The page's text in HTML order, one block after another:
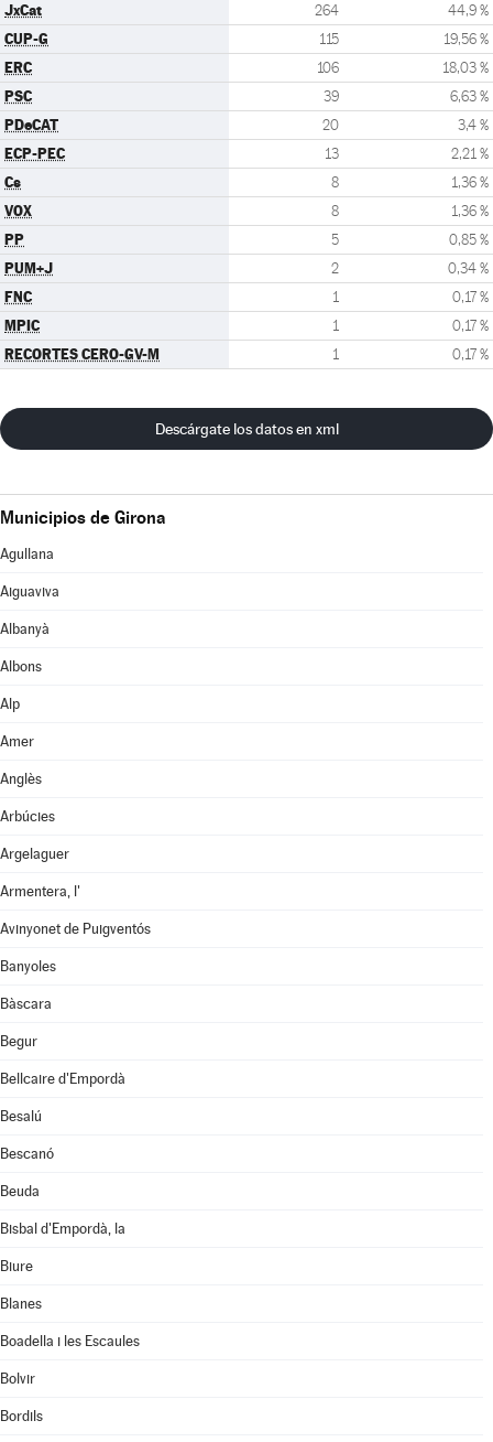
JxCat 264 44,9 %
CUP-G 115 19,56 %
ERC 106 18,03 %
PSC 39 6,63 %
PDeCAT 20 3,4 %
ECP-PEC 13 2,21 %
Cs 8 1,36 %
VOX 8 1,36 %
PP 5 0,85 %
PUM+J 2 0,34 %
FNC 1 0,17 %
MPIC 1 0,17 %
RECORTES CERO-GV-M 1 0,17 %
Descárgate los datos en xml
Municipios de Girona
Agullana
Aiguaviva
Albanyà
Albons
Alp
Amer
Anglès
Arbúcies
Argelaguer
Armentera, l'
Avinyonet de Puigventós
Banyoles
Bàscara
Begur
Bellcaire d'Empordà
Besalú
Bescanó
Beuda
Bisbal d'Empordà, la
Biure
Blanes
Boadella i les Escaules
Bolvir
Bordils